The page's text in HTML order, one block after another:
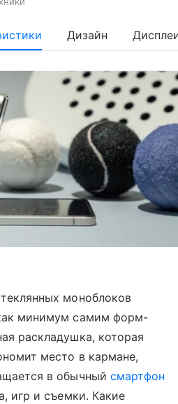
Дизайн
моноблоков
минимум самим форм-
раскладушка, которая
место в кармане,
в обычный смартфон
игр и съемки. Какие